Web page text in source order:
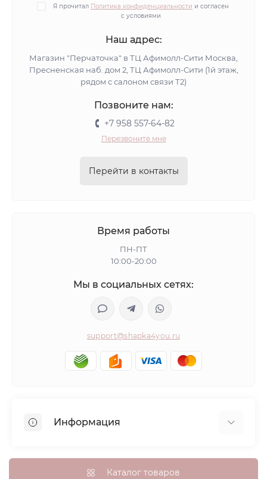
Я прочитал Политика конфиденциальности и согласен
с условиями
Наш адрес:
Магазин "Перчаточка" в ТЦ Афимолл-Сити Москва,
Пресненская наб. дом 2, ТЦ Афимолл-Сити (1й этаж,
рядом с салоном связи Т2)
Позвоните нам:
+7 958 557-64-82
Перезвоните мне
Перейти в контакты
Время работы
ПН-ПТ
10:00-20:00
Мы в социальных сетях:
support@shapka4you.ru
Информация
Доставка, оплата и бонусные баллы
Каталог товаров